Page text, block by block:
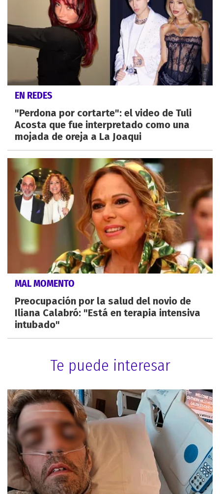
EN REDES
"Perdona por cortarte": el video de Tuli
Acosta que fue interpretado como una
mojada de oreja a La Joaqui
MAL MOMENTO
Preocupación por la salud del novio de
Iliana Calabró: "Está en terapia intensiva
intubado"
Te puede interesar